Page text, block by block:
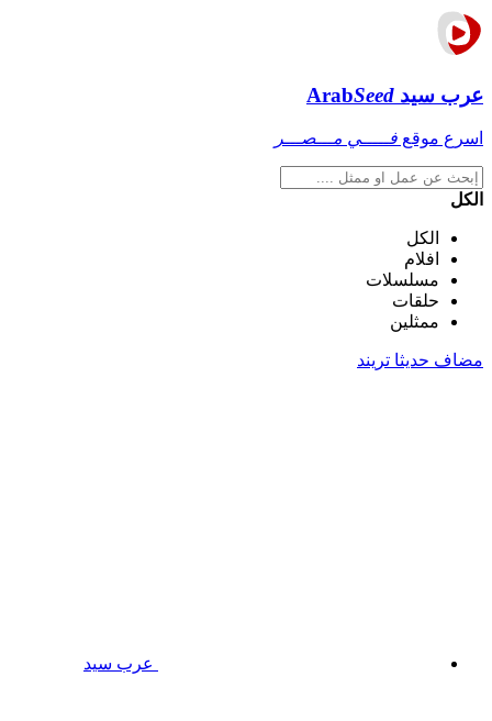
عرب سيد ArabSeed
اسرع موقع فـــــي مـــصـــر
الكل
الكل
افلام
مسلسلات
حلقات
ممثلين
مضاف حديثا تريند
عرب سيد